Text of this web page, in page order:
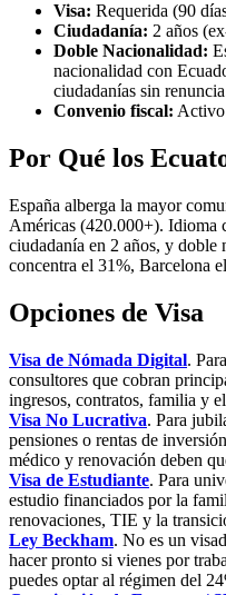
Visa: Requerida (90
Ciudadanía: 2 años
Doble Nacionalidad:
nacionalidad con
ciudadanías sin
Convenio fiscal: Activo
Por Qué los
España alberga la mayor
Américas (420.000+). Idioma
ciudadanía en 2 años, y
concentra el 31%, Barcelona
Opciones de Visa
Visa de Nómada Digital.
consultores que cobran
ingresos, contratos, familia y
Visa No Lucrativa. Para
pensiones o rentas de
médico y renovación deben
Visa de Estudiante. Para
estudio financiados por la
renovaciones, TIE y la
Ley Beckham. No es un
hacer pronto si vienes por
puedes optar al régimen del